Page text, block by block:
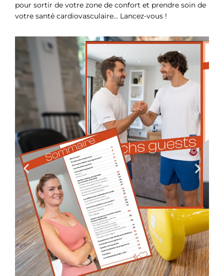
pour sortir de votre zone de confort et prendre soin de
votre santé cardiovasculaire… Lancez-vous !